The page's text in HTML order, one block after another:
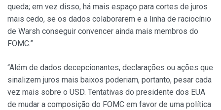
queda; em vez disso, há mais espaço para cortes de juros
mais cedo, se os dados colaborarem e a linha de raciocínio
de Warsh conseguir convencer ainda mais membros do
FOMC.”
“Além de dados decepcionantes, declarações ou ações que
sinalizem juros mais baixos poderiam, portanto, pesar cada
vez mais sobre o USD. Tentativas do presidente dos EUA
de mudar a composição do FOMC em favor de uma política